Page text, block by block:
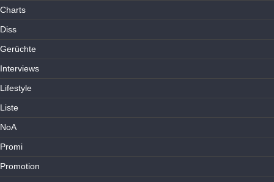
Charts
Diss
Gerüchte
Interviews
Lifestyle
Liste
NoA
Promi
Promotion